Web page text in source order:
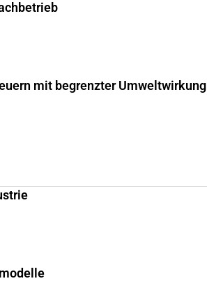
mit begrenzter Umweltwirkung